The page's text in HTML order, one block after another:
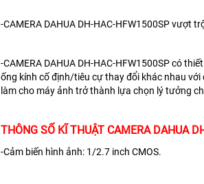
-CAMERA DAHUA DH-HAC-HFW1500SP vượt
-CAMERA DAHUA DH-HAC-HFW1500SPcó
ống kính cố định/tiêu cự thay đổi khác nhau với
làm cho máy ảnh trở thành lựa chọn lý tưởng
THÔNG SỐ KĨ THUẬT CAMERA DAHUA
-Cảm biến hình ảnh: 1/2.7 inch CMOS.